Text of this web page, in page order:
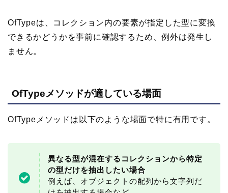
OfTypeは、コレクション内の要素が指定した型に変換
できるかどうかを事前に確認するため、例外は発生し
ません。
OfTypeメソッドが適している場面
OfTypeメソッドは以下のような場面で特に有用です。
異なる型が混在するコレクションから特定
の型だけを抽出したい場合
例えば、オブジェクトの配列から文字列だ